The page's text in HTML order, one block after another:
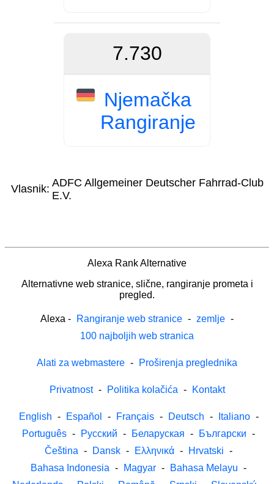
7.730
Njemačka
Rangiranje
Vlasnik: ADFC Allgemeiner Deutscher Fahrrad-Club
E.V.
Alexa Rank Alternative
Alternativne web stranice, slične, rangiranje prometa i
pregled.
Alexa - Rangiranje web stranice - zemlje -
100 najboljih web stranica
Alati za webmastere - Proširenja preglednika
Privatnost - Politika kolačića - Kontakt
English - Español - Français - Deutsch - Italiano -
Português - Русский - Беларуская - Български -
Čeština - Dansk - Ελληνικά - Hrvatski -
Bahasa Indonesia - Magyar - Bahasa Melayu -